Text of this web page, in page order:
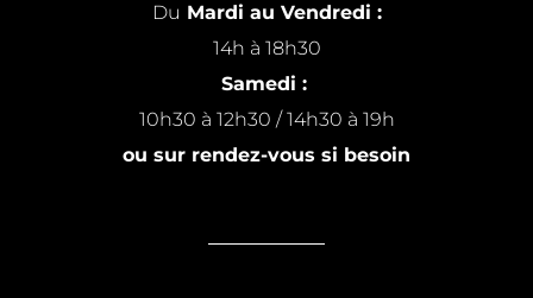
Du Mardi au Vendredi :
14h à 18h30
Samedi :
10h30 à 12h30 / 14h30 à 19h
ou sur rendez-vous si besoin